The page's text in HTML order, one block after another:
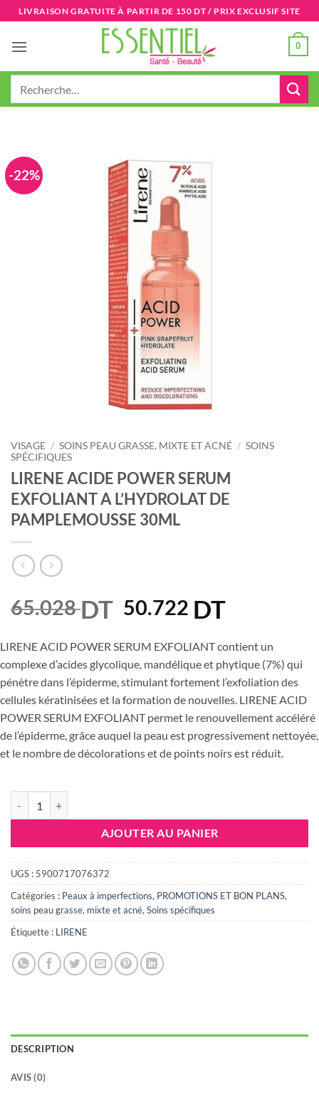
Passer
au
contenu
LIVRAISON GRATUITE À PARTIR DE 150 DT / PRIX EXCLUSIF SITE
0
-22%
VISAGE / SOINS PEAU GRASSE, MIXTE ET ACNÉ / SOINS
SPÉCIFIQUES
LIRENE ACIDE POWER SERUM
EXFOLIANT A L’HYDROLAT DE
PAMPLEMOUSSE 30ML
65.028DT Le
initial
était :
65.028 DT.
50.722 DTLe
actuel
est :
50.722
LIRENE ACID POWER SERUM EXFOLIANT contient un
complexe d’acides glycolique, mandélique et phytique (7%) qui
pénètre dans l’épiderme, stimulant fortement l’exfoliation des
cellules kératinisées et la formation de nouvelles. LIRENE ACID
POWER SERUM EXFOLIANT permet le renouvellement accéléré
de l’épiderme, grâce auquel la peau est progressivement nettoyée,
et le nombre de décolorations et de points noirs est réduit.
AJOUTER AU PANIER
UGS : 5900717076372
Catégories : Peaux à imperfections, PROMOTIONS ET BON PLANS,
soins peau grasse, mixte et acné, Soins spécifiques
Étiquette : LIRENE
DESCRIPTION
AVIS (0)